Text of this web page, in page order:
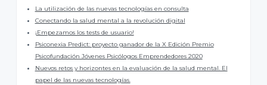
e
a
w
e
La utilización de las nuevas tecnologías en consulta
Conectando la salud mental a la revolución digital
¡Empezamos los tests de usuario!
Psiconexia Predict: proyecto ganador de la X Edición Premio
Psicofundación Jóvenes Psicólogos Emprendedores 2020
Nuevos retos y horizontes en la evaluación de la salud mental. El
papel de las nuevas tecnologías.